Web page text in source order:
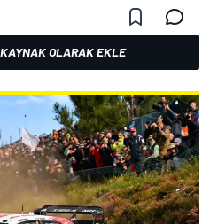
OLARAK EKLE